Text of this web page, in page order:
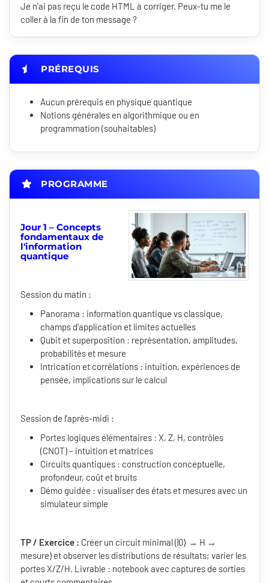
Je n'ai pas reçu le code HTML à corriger. Peux-tu me le
coller à la fin de ton message ?
PRÉREQUIS
Aucun prérequis en physique quantique
Notions générales en algorithmique ou en
programmation (souhaitables)
PROGRAMME
Jour 1 – Concepts
fondamentaux de
l'information
quantique
Session du matin :
Panorama : information quantique vs classique,
champs d'application et limites actuelles
Qubit et superposition : représentation, amplitudes,
probabilités et mesure
Intrication et corrélations : intuition, expériences de
pensée, implications sur le calcul
Session de l'après-midi :
Portes logiques élémentaires : X, Z, H, contrôles
(CNOT) – intuition et matrices
Circuits quantiques : construction conceptuelle,
profondeur, coût et bruits
Démo guidée : visualiser des états et mesures avec un
simulateur simple
TP / Exercice : Créer un circuit minimal (|0⟩ → H →
mesure) et observer les distributions de résultats; varier les
portes X/Z/H. Livrable : notebook avec captures de sorties